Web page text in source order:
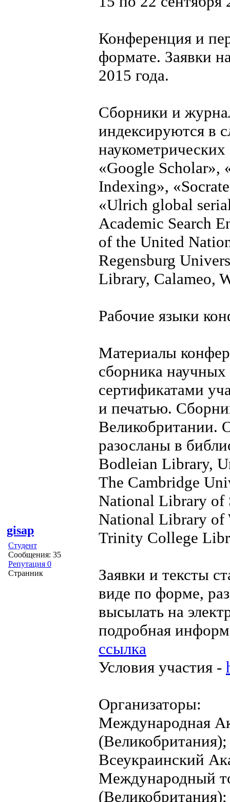
gisap
Студент
Сообщения: 35
Репутация 0
Странник
Конференция и
формате. Заявки
2015 года.
Сборники и
индексируются в
«Google Scholar»,
Indexing»,
«Ulrich global
Academic Search
of the United
Regensburg
Library, Calameo,
Рабочие языки
Материалы
сборника научных
сертификатами
и печатью.
Великобритании.
разосланы в
Bodleian Library,
The Cambridge
National Library of
National Library of
Trinity College
Заявки и тексты
виде по форме,
высылать на
подробная
ссылка
Условия участия -
Организаторы:
Международная
(Великобритания);
Всеукраинский
Международный
(Великобритания);